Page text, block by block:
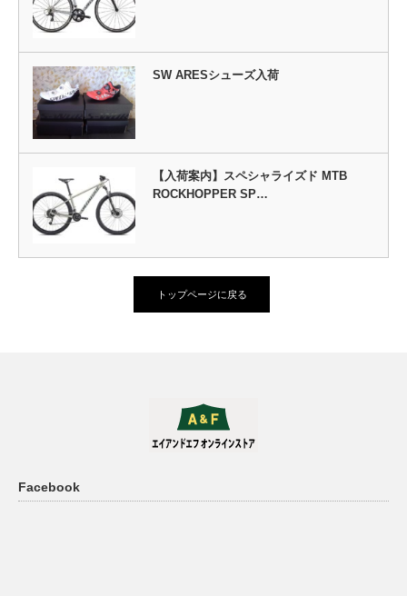
SW ARESシューズ入荷
【入荷案内】スペシャライズド MTB
ROCKHOPPER SP…
トップページに戻る
Facebook